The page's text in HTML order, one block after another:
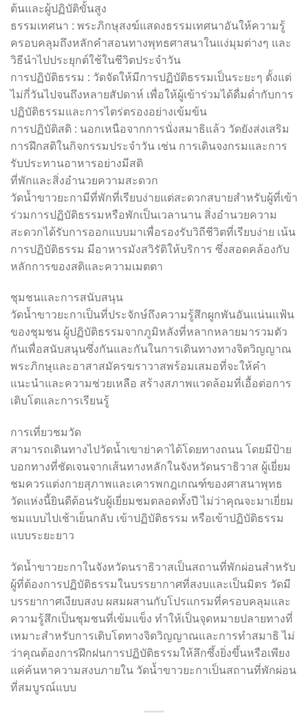
ต้นและผู้ปฏิบัติขั้นสูง
ธรรมเทศนา : พระภิกษุสงฆ์แสดงธรรมเทศนาอันให้ความรู้
ครอบคลุมถึงหลักคำสอนทางพุทธศาสนาในแง่มุมต่างๆ และ
วิธีนำไปประยุกต์ใช้ในชีวิตประจำวัน
การปฏิบัติธรรม : วัดจัดให้มีการปฏิบัติธรรมเป็นระยะๆ ตั้งแต่
ไม่กี่วันไปจนถึงหลายสัปดาห์ เพื่อให้ผู้เข้าร่วมได้ดื่มด่ำกับการ
ปฏิบัติธรรมและการไตร่ตรองอย่างเข้มข้น
การปฏิบัติสติ : นอกเหนือจากการนั่งสมาธิแล้ว วัดยังส่งเสริม
การฝึกสติในกิจกรรมประจำวัน เช่น การเดินจงกรมและการ
รับประทานอาหารอย่างมีสติ
ที่พักและสิ่งอำนวยความสะดวก
วัดน้ำขาวยะกามีที่พักที่เรียบง่ายแต่สะดวกสบายสำหรับผู้ที่เข้า
ร่วมการปฏิบัติธรรมหรือพักเป็นเวลานาน สิ่งอำนวยความ
สะดวกได้รับการออกแบบมาเพื่อรองรับวิถีชีวิตที่เรียบง่าย เน้น
การปฏิบัติธรรม มีอาหารมังสวิรัติให้บริการ ซึ่งสอดคล้องกับ
หลักการของสติและความเมตตา
ชุมชนและการสนับสนุน
วัดน้ำขาวยะกาเป็นที่ประจักษ์ถึงความรู้สึกผูกพันอันแน่นแฟ้น
ของชุมชน ผู้ปฏิบัติธรรมจากภูมิหลังที่หลากหลายมารวมตัว
กันเพื่อสนับสนุนซึ่งกันและกันในการเดินทางทางจิตวิญญาณ
พระภิกษุและอาสาสมัครฆราวาสพร้อมเสมอที่จะให้คำ
แนะนำและความช่วยเหลือ สร้างสภาพแวดล้อมที่เอื้อต่อการ
เติบโตและการเรียนรู้
การเที่ยวชมวัด
สามารถเดินทางไปวัดน้ำเขาย่าคาได้โดยทางถนน โดยมีป้าย
บอกทางที่ชัดเจนจากเส้นทางหลักในจังหวัดนราธิวาส ผู้เยี่ยม
ชมควรแต่งกายสุภาพและเคารพกฎเกณฑ์ของศาสนาพุทธ
วัดแห่งนี้ยินดีต้อนรับผู้เยี่ยมชมตลอดทั้งปี ไม่ว่าคุณจะมาเยี่ยม
ชมแบบไปเช้าเย็นกลับ เข้าปฏิบัติธรรม หรือเข้าปฏิบัติธรรม
แบบระยะยาว
วัดน้ำขาวยะกาในจังหวัดนราธิวาสเป็นสถานที่พักผ่อนสำหรับ
ผู้ที่ต้องการปฏิบัติธรรมในบรรยากาศที่สงบและเป็นมิตร วัดมี
บรรยากาศเงียบสงบ ผสมผสานกับโปรแกรมที่ครอบคลุมและ
ความรู้สึกเป็นชุมชนที่เข้มแข็ง ทำให้เป็นจุดหมายปลายทางที่
เหมาะสำหรับการเติบโตทางจิตวิญญาณและการทำสมาธิ ไม่
ว่าคุณต้องการฝึกฝนการปฏิบัติธรรมให้ลึกซึ้งยิ่งขึ้นหรือเพียง
แค่ค้นหาความสงบภายใน วัดน้ำขาวยะกาเป็นสถานที่พักผ่อน
ที่สมบูรณ์แบบ